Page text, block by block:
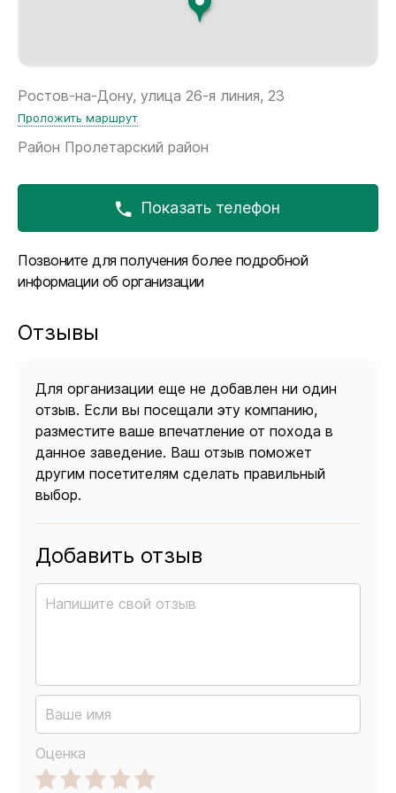
Ростов-на-Дону, улица 26-я линия, 23
Проложить маршрут
Район Пролетарский район
Показать телефон
Позвоните для получения более подробной
информации об организации
Отзывы
Для организации еще не добавлен ни один
отзыв. Если вы посещали эту компанию,
разместите ваше впечатление от похода в
данное заведение. Ваш отзыв поможет
другим посетителям сделать правильный
выбор.
Добавить отзыв
Оценка